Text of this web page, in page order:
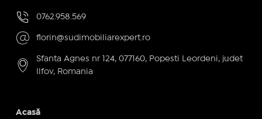
0762.958.569
florin@sudimobiliarexpert.ro
Sfanta Agnes nr 124, 077160, Popesti Leordeni, judet
Ilfov, Romania
Acasă